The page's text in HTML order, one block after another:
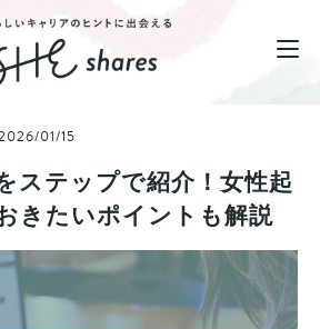
01/15
ステップで紹介！女性起
きたいポイントも解説